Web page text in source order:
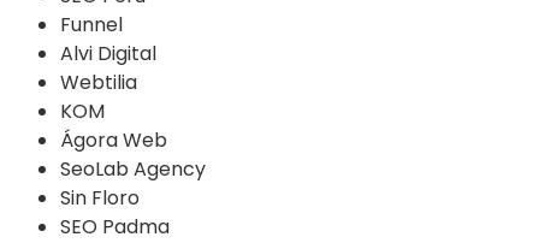
Funnel
Alvi Digital
Webtilia
KOM
Ágora Web
SeoLab Agency
Sin Floro
SEO Padma